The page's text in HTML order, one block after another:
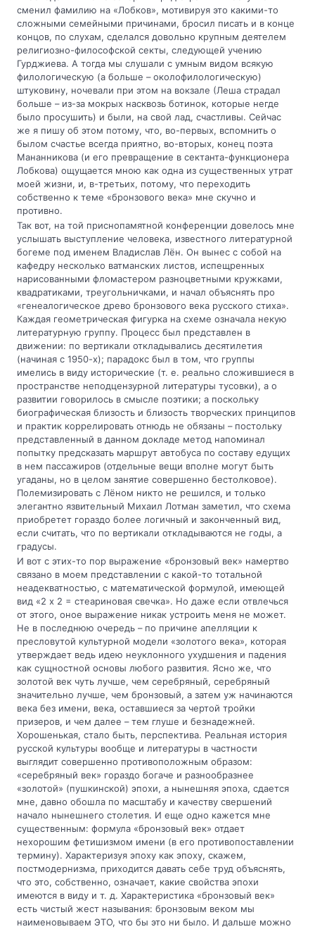
сменил фамилию на «Лобков», мотивируя это какими-то
сложными семейными причинами, бросил писать и в конце
концов, по слухам, сделался довольно крупным деятелем
религиозно-философской секты, следующей учению
Гурджиева. А тогда мы слушали с умным видом всякую
филологическую (а больше – околофилологическую)
штуковину, ночевали при этом на вокзале (Леша страдал
больше – из-за мокрых насквозь ботинок, которые негде
было просушить) и были, на свой лад, счастливы. Сейчас
же я пишу об этом потому, что, во-первых, вспомнить о
былом счастье всегда приятно, во-вторых, конец поэта
Мананникова (и его превращение в сектанта-функционера
Лобкова) ощущается мною как одна из существенных утрат
моей жизни, и, в-третьих, потому, что переходить
собственно к теме «бронзового века» мне скучно и
противно.
Так вот, на той приснопамятной конференции довелось мне
услышать выступление человека, известного литературной
богеме под именем Владислав Лён. Он вынес с собой на
кафедру несколько ватманских листов, испещренных
нарисованными фломастером разноцветными кружками,
квадратиками, треугольничками, и начал объяснять про
«генеалогическое древо бронзового века русского стиха».
Каждая геометрическая фигурка на схеме означала некую
литературную группу. Процесс был представлен в
движении: по вертикали откладывались десятилетия
(начиная с 1950-х); парадокс был в том, что группы
имелись в виду исторические (т. е. реально сложившиеся в
пространстве неподцензурной литературы тусовки), а о
развитии говорилось в смысле поэтики; а поскольку
биографическая близость и близость творческих принципов
и практик коррелировать отнюдь не обязаны – постольку
представленный в данном докладе метод напоминал
попытку предсказать маршрут автобуса по составу едущих
в нем пассажиров (отдельные вещи вполне могут быть
угаданы, но в целом занятие совершенно бестолковое).
Полемизировать с Лёном никто не решился, и только
элегантно язвительный Михаил Лотман заметил, что схема
приобретет гораздо более логичный и законченный вид,
если считать, что по вертикали откладываются не годы, а
градусы.
И вот с этих-то пор выражение «бронзовый век» намертво
связано в моем представлении с какой-то тотальной
неадекватностью, с математической формулой, имеющей
вид «2 x 2 = стеариновая свечка». Но даже если отвлечься
от этого, оное выражение никак устроить меня не может.
Не в последнюю очередь – по причине апелляции к
пресловутой культурной модели «золотого века», которая
утверждает ведь идею неуклонного ухудшения и падения
как сущностной основы любого развития. Ясно же, что
золотой век чуть лучше, чем серебряный, серебряный
значительно лучше, чем бронзовый, а затем уж начинаются
века без имени, века, оставшиеся за чертой тройки
призеров, и чем далее – тем глуше и безнадежней.
Хорошенькая, стало быть, перспектива. Реальная история
русской культуры вообще и литературы в частности
выглядит совершенно противоположным образом:
«серебряный век» гораздо богаче и разнообразнее
«золотой» (пушкинской) эпохи, а нынешняя эпоха, сдается
мне, давно обошла по масштабу и качеству свершений
начало нынешнего столетия. И еще одно кажется мне
существенным: формула «бронзовый век» отдает
нехорошим фетишизмом имени (в его противопоставлении
термину). Характеризуя эпоху как эпоху, скажем,
постмодернизма, приходится давать себе труд объяснять,
что это, собственно, означает, какие свойства эпохи
имеются в виду и т. д. Характеристика «бронзовый век»
есть чистый жест называния: бронзовым веком мы
наименовываем ЭТО, что бы это ни было. И дальше можно